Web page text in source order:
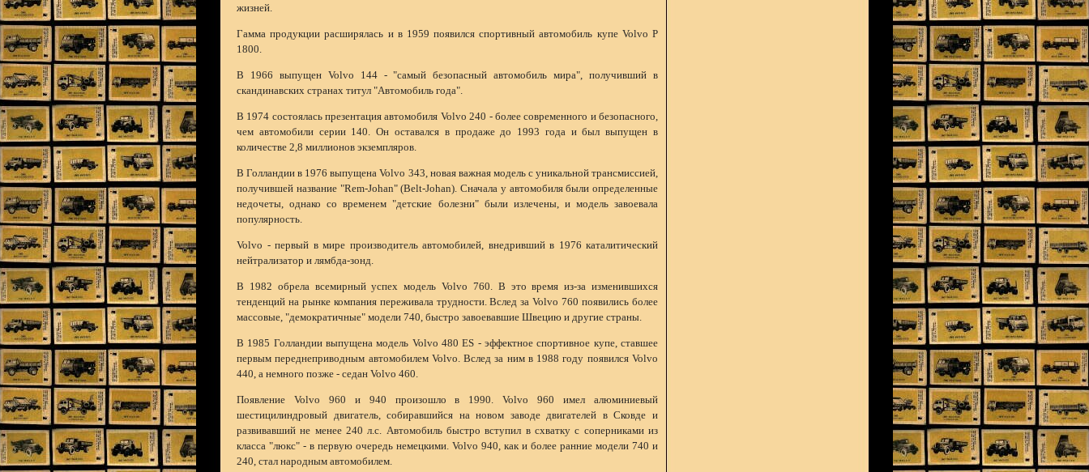
жизней.
Гамма продукции расширялась и в 1959 появился спортивный автомобиль купе Volvo P
1800.
В 1966 выпущен Volvo 144 - "самый безопасный автомобиль мира", получивший в
скандинавских странах титул "Автомобиль года".
В 1974 состоялась презентация автомобиля Volvo 240 - более современного и безопасного,
чем автомобили серии 140. Он оставался в продаже до 1993 года и был выпущен в
количестве 2,8 миллионов экземпляров.
В Голландии в 1976 выпущена Volvo 343, новая важная модель с уникальной трансмиссией,
получившей название "Rem-Johan" (Belt-Johan). Сначала у автомобиля были определенные
недочеты, однако со временем "детские болезни" были излечены, и модель завоевала
популярность.
Volvo - первый в мире производитель автомобилей, внедривший в 1976 каталитический
нейтрализатор и лямбда-зонд.
В 1982 обрела всемирный успех модель Volvo 760. В это время из-за изменившихся
тенденций на рынке компания переживала трудности. Вслед за Volvo 760 появились более
массовые, "демократичные" модели 740, быстро завоевавшие Швецию и другие страны.
В 1985 Голландии выпущена модель Volvo 480 ES - эффектное спортивное купе, ставшее
первым переднеприводным автомобилем Volvo. Вслед за ним в 1988 году появился Volvo
440, а немного позже - седан Volvo 460.
Появление Volvo 960 и 940 произошло в 1990. Volvo 960 имел алюминиевый
шестицилиндровый двигатель, собиравшийся на новом заводе двигателей в Сковде и
развивавший не менее 240 л.с. Автомобиль быстро вступил в схватку с соперниками из
класса "люкс" - в первую очередь немецкими. Volvo 940, как и более ранние модели 740 и
240, стал народным автомобилем.